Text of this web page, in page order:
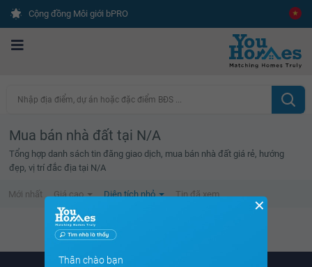
Cộng đồng Môi giới bPRO
Nhập địa điểm, dự án hoặc đặc điểm BĐS ...
Mua bán nhà đất tại N/A
Tổng hợp danh sách tin đăng giao dịch, mua bán nhà đất giá rẻ, hướng
đẹp, vị trí đắc địa tại N/A
Mới nhất Giá cao Diện tích nhỏ Tin đã xem
Không tìm thấy tin bất động sản nào
✕
Thân chào bạn